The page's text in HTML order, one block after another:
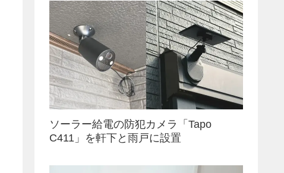
ソーラー給電の防犯カメラ「Tapo
C411」を軒下と雨戸に設置